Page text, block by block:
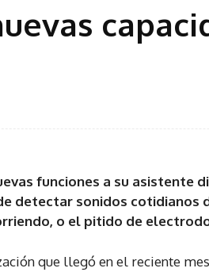
funciones a su asistente
detectar sonidos cotidianos
o el pitido de
que llegó en el reciente